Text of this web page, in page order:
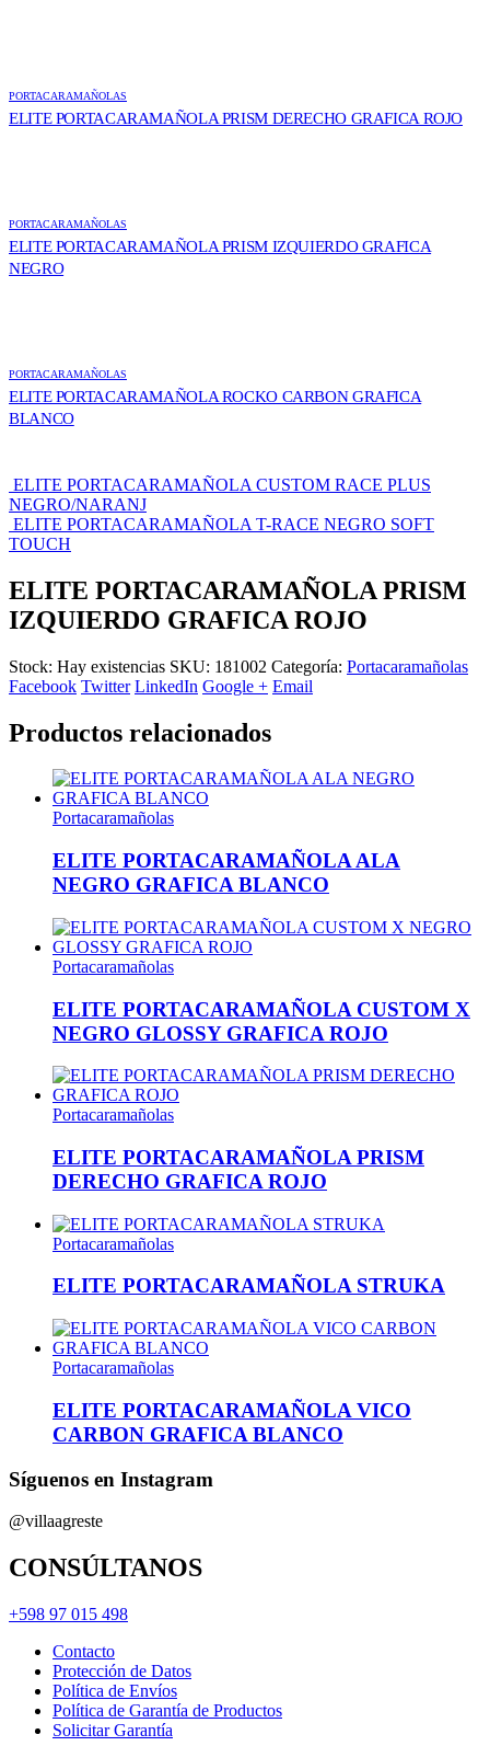
PORTACARAMAÑOLAS
ELITE PORTACARAMAÑOLA PRISM DERECHO GRAFICA ROJO
PORTACARAMAÑOLAS
ELITE PORTACARAMAÑOLA PRISM IZQUIERDO GRAFICA
NEGRO
PORTACARAMAÑOLAS
ELITE PORTACARAMAÑOLA ROCKO CARBON GRAFICA
BLANCO
ELITE PORTACARAMAÑOLA CUSTOM RACE PLUS
NEGRO/NARANJ
ELITE PORTACARAMAÑOLA T-RACE NEGRO SOFT
TOUCH
ELITE PORTACARAMAÑOLA PRISM
IZQUIERDO GRAFICA ROJO
Stock: Hay existencias SKU: 181002 Categoría: Portacaramañolas
Facebook Twitter LinkedIn Google + Email
Productos relacionados
Portacaramañolas
ELITE PORTACARAMAÑOLA ALA
NEGRO GRAFICA BLANCO
Portacaramañolas
ELITE PORTACARAMAÑOLA CUSTOM X
NEGRO GLOSSY GRAFICA ROJO
Portacaramañolas
ELITE PORTACARAMAÑOLA PRISM
DERECHO GRAFICA ROJO
Portacaramañolas
ELITE PORTACARAMAÑOLA STRUKA
Portacaramañolas
ELITE PORTACARAMAÑOLA VICO
CARBON GRAFICA BLANCO
Síguenos en Instagram
@villaagreste
CONSÚLTANOS
+598 97 015 498
Contacto
Protección de Datos
Política de Envíos
Política de Garantía de Productos
Solicitar Garantía